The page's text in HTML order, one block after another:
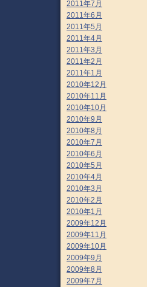
2011年7月
2011年6月
2011年5月
2011年4月
2011年3月
2011年2月
2011年1月
2010年12月
2010年11月
2010年10月
2010年9月
2010年8月
2010年7月
2010年6月
2010年5月
2010年4月
2010年3月
2010年2月
2010年1月
2009年12月
2009年11月
2009年10月
2009年9月
2009年8月
2009年7月